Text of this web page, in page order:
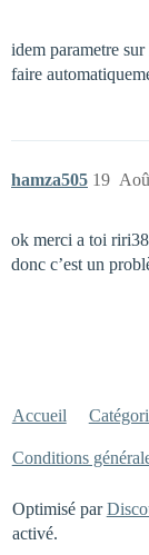
idem parametre
faire
hamza505 19
ok merci a toi
donc c’est un
Accueil
Conditions
Optimisé par
activé.